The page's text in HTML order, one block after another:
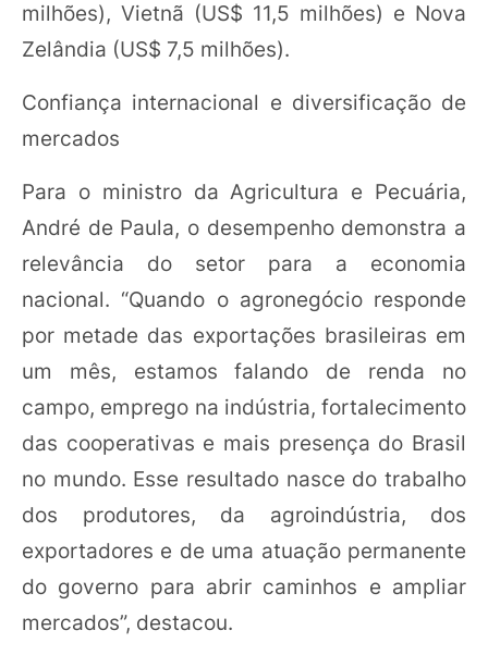
milhões), Vietnã (US$ 11,5 milhões) e Nova
Zelândia (US$ 7,5 milhões).
Confiança internacional e diversificação de
mercados
Para o ministro da Agricultura e Pecuária,
André de Paula, o desempenho demonstra a
relevância do setor para a economia
nacional. “Quando o agronegócio responde
por metade das exportações brasileiras em
um mês, estamos falando de renda no
campo, emprego na indústria, fortalecimento
das cooperativas e mais presença do Brasil
no mundo. Esse resultado nasce do trabalho
dos produtores, da agroindústria, dos
exportadores e de uma atuação permanente
do governo para abrir caminhos e ampliar
mercados”, destacou.